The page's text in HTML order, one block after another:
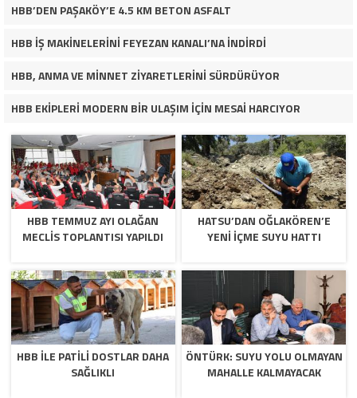
HBB’DEN PAŞAKÖY’E 4.5 KM BETON ASFALT
HBB İŞ MAKİNELERİNİ FEYEZAN KANALI’NA İNDİRDİ
HBB, ANMA VE MİNNET ZİYARETLERİNİ SÜRDÜRÜYOR
HBB EKİPLERİ MODERN BİR ULAŞIM İÇİN MESAİ HARCIYOR
HBB TEMMUZ AYI OLAĞAN
MECLİS TOPLANTISI YAPILDI
HATSU’DAN OĞLAKÖREN’E
YENİ İÇME SUYU HATTI
HBB İLE PATİLİ DOSTLAR DAHA
SAĞLIKLI
ÖNTÜRK: SUYU YOLU OLMAYAN
MAHALLE KALMAYACAK